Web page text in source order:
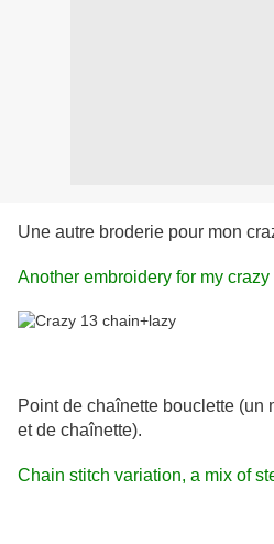
Une autre broderie pour mon
Another embroidery for my
Point de chaînette bouclette (un
et de chaînette).
Chain stitch variation, a mix of